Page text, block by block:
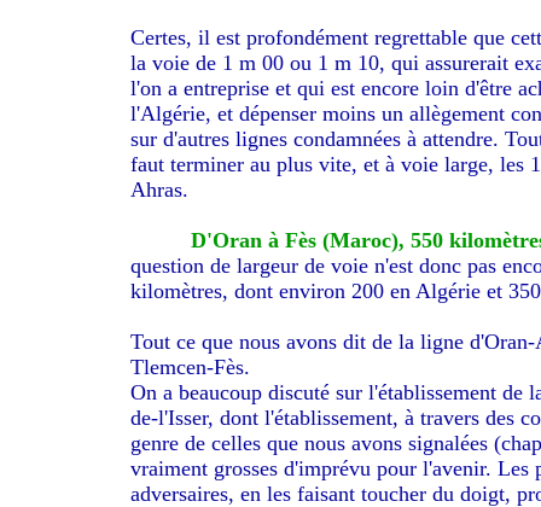
Certes, il est profondément regrettable que
la voie de 1 m 00 ou 1 m 10, qui assurerait
l'on a entreprise et qui est encore loin d'être
l'Algérie, et dépenser moins un allègement
sur d'autres lignes condamnées à attendre.
faut terminer au plus vite, et à voie large, les
Ahras.
D'Oran à Fès (Maroc), 550
question de largeur de voie n'est donc pas
kilomètres, dont environ 200 en Algérie et
Tout ce que nous avons dit de la ligne
Tlemcen-Fès.
On a beaucoup discuté sur l'établissement de
de-l'Isser, dont l'établissement, à travers des
genre de celles que nous avons signalées
vraiment grosses d'imprévu pour l'avenir. Les
adversaires, en les faisant toucher du doigt,